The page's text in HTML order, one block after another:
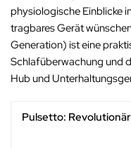
physiologische Einblicke
tragbares Gerät
Generation) ist eine
Schlafüberwachung und
Hub und
Pulsetto: